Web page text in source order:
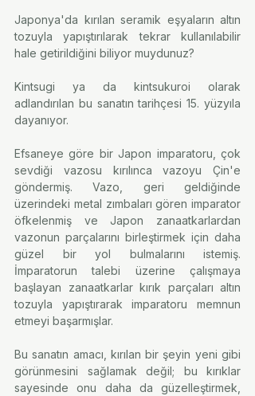
Japonya'da kırılan seramik eşyaların altın
tozuyla yapıştırılarak tekrar kullanılabilir
hale getirildiğini biliyor muydunuz?⠀⠀
Kintsugi ya da kintsukuroi olarak
adlandırılan bu sanatın tarihçesi 15. yüzyıla
dayanıyor. ⠀⠀
Efsaneye göre bir Japon imparatoru, çok
sevdiği vazosu kırılınca vazoyu Çin'e
göndermiş. Vazo, geri geldiğinde
üzerindeki metal zımbaları gören imparator
öfkelenmiş ve Japon zanaatkarlardan
vazonun parçalarını birleştirmek için daha
güzel bir yol bulmalarını istemiş.
İmparatorun talebi üzerine çalışmaya
başlayan zanaatkarlar kırık parçaları altın
tozuyla yapıştırarak imparatoru memnun
etmeyi başarmışlar.
Bu sanatın amacı, kırılan bir şeyin yeni gibi
görünmesini sağlamak değil; bu kırıklar
sayesinde onu daha da güzelleştirmek,